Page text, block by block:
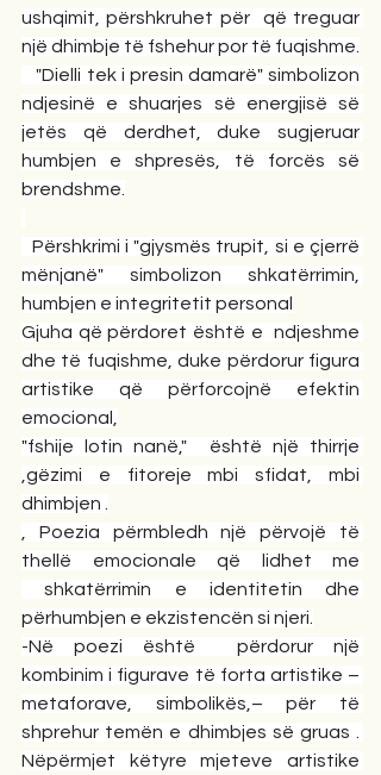
ushqimit, përshkruhet për  që treguar
një dhimbje të fshehur por të fuqishme.
"Dielli tek i presin damarë" simbolizon
ndjesinë e shuarjes së energjisë së
jetës që derdhet, duke sugjeruar
humbjen e shpresës, të forcës së
brendshme.
Përshkrimi i "gjysmës trupit, si e çjerrë
mënjanë" simbolizon shkatërrimin,
humbjen e integritetit personal
Gjuha që përdoret është e  ndjeshme
dhe të fuqishme, duke përdorur figura
artistike që përforcojnë efektin
emocional,
"fshije lotin nanë,"  është një thirrje
,gëzimi e fitoreje mbi sfidat, mbi
dhimbjen .
, Poezia përmbledh një përvojë të
thellë emocionale që lidhet me
shkatërrimin e identitetin dhe
përhumbjen e ekzistencën si njeri.
-Në poezi është  përdorur një
kombinim i figurave të forta artistike –
metaforave, simbolikës,– për të
shprehur temën e dhimbjes së gruas .
Nëpërmjet këtyre mjeteve artistike